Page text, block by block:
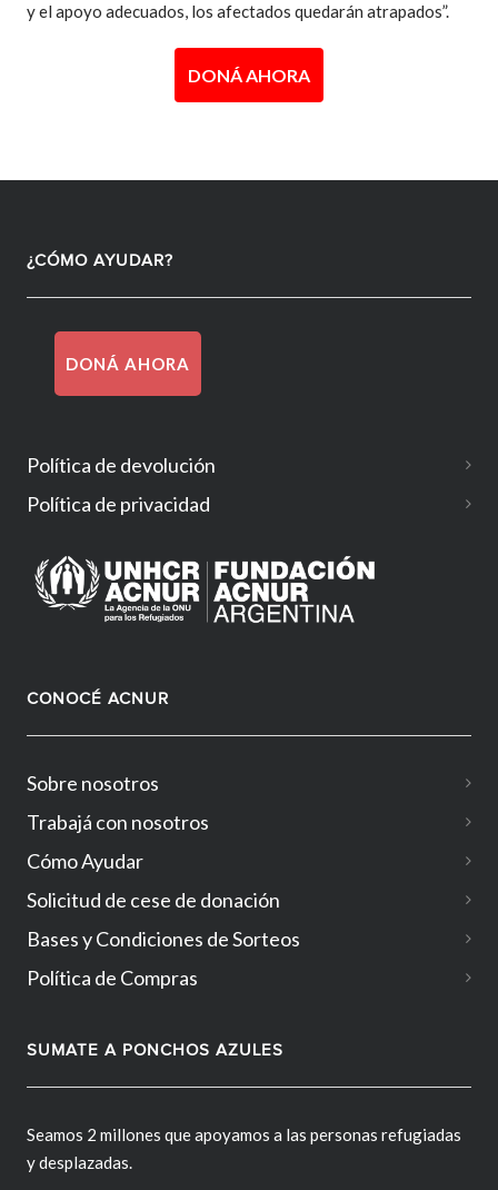
y el apoyo adecuados, los afectados quedarán atrapados”.
DONÁ AHORA
¿CÓMO AYUDAR?
DONÁ AHORA
Política de devolución
Política de privacidad
CONOCÉ ACNUR
Sobre nosotros
Trabajá con nosotros
Cómo Ayudar
Solicitud de cese de donación
Bases y Condiciones de Sorteos
Política de Compras
SUMATE A PONCHOS AZULES
Seamos 2 millones que apoyamos a las personas refugiadas
y desplazadas.